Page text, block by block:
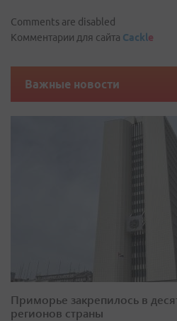
Comments are disabled
Комментарии для сайта Cackle
Важные новости
Приморье закрепилось в
регионов страны